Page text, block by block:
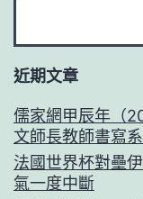
近期文章
儒家網甲辰年（
文師長教師書寫系
法國世界杯對壘
氣一度中斷